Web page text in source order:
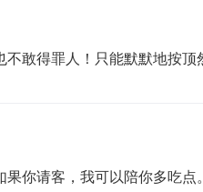
敢得罪人！只能默默地按顶
你请客，我可以陪你多吃点。